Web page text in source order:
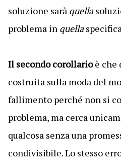
soluzione sarà quella
problema in quella
Il secondo corollarioè che
costruita sulla moda del
fallimento perché non si
problema, ma cerca
qualcosa senza una
condivisibile. Lo stesso